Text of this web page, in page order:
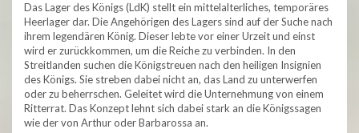
Das Lager des Königs (LdK) stellt ein mittelalterliches, temporäres
Heerlager dar. Die Angehörigen des Lagers sind auf der Suche nach
ihrem legendären König. Dieser lebte vor einer Urzeit und einst
wird er zurückkommen, um die Reiche zu verbinden. In den
Streitlanden suchen die Königstreuen nach den heiligen Insignien
des Königs. Sie streben dabei nicht an, das Land zu unterwerfen
oder zu beherrschen. Geleitet wird die Unternehmung von einem
Ritterrat. Das Konzept lehnt sich dabei stark an die Königssagen
wie der von Arthur oder Barbarossa an.